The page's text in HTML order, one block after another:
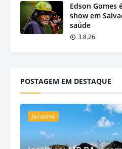
Edson Gomes
show em
saúde
3.8.26
POSTAGEM EM DESTAQUE
Jacobina